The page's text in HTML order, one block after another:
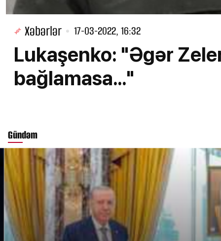
Xəbərlər 17-03-2022, 16:32
Lukaşenko: "Əgər
bağlamasa..."
Gündəm